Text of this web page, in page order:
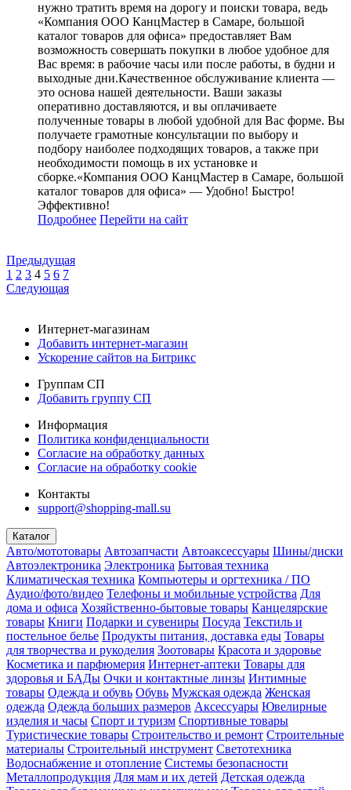
нужно тратить время на дорогу и поиски товара, ведь
«Компания ООО КанцМастер в Самаре, большой
каталог товаров для офиса» предоставляет Вам
возможность совершать покупки в любое удобное для
Вас время: в рабочие часы или после работы, в будни и
выходные дни.Качественное обслуживание клиента —
это основа нашей деятельности. Ваши заказы
оперативно доставляются, и вы оплачиваете
полученные товары в любой удобной для Вас форме. Вы
получаете грамотные консультации по выбору и
подбору наиболее подходящих товаров, а также при
необходимости помощь в их установке и
сборке.«Компания ООО КанцМастер в Самаре, большой
каталог товаров для офиса» — Удобно! Быстро!
Эффективно!
Подробнее Перейти на сайт
Предыдущая
1 2 3 4 5 6 7
Следующая
Интернет-магазинам
Добавить интернет-магазин
Ускорение сайтов на Битрикс
Группам СП
Добавить группу СП
Информация
Политика конфиденциальности
Согласие на обработку данных
Согласие на обработку cookie
Контакты
support@shopping-mall.su
Каталог
Авто/мототовары Автозапчасти Автоаксессуары Шины/диски
Автоэлектроника Электроника Бытовая техника
Климатическая техника Компьютеры и оргтехника / ПО
Аудио/фото/видео Телефоны и мобильные устройства Для
дома и офиса Хозяйственно-бытовые товары Канцелярские
товары Книги Подарки и сувениры Посуда Текстиль и
постельное белье Продукты питания, доставка еды Товары
для творчества и рукоделия Зоотовары Красота и здоровье
Косметика и парфюмерия Интернет-аптеки Товары для
здоровья и БАДы Очки и контактные линзы Интимные
товары Одежда и обувь Обувь Мужская одежда Женская
одежда Одежда больших размеров Аксессуары Ювелирные
изделия и часы Спорт и туризм Спортивные товары
Туристические товары Строительство и ремонт Строительные
материалы Строительный инструмент Светотехника
Водоснабжение и отопление Системы безопасности
Металлопродукция Для мам и их детей Детская одежда